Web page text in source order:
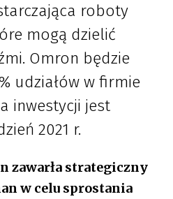
roboty
mogą dzielić
Omron będzie
udziałów w firmie
inwestycji jest
2021 r.
zawarła strategiczny
w celu sprostania